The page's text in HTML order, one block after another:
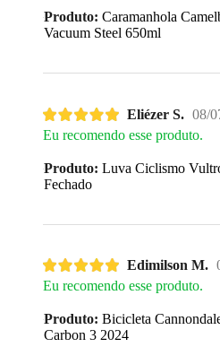
Produto: Caramanhola
Vacuum Steel 650ml
Eliézer S. 08/
Eu recomendo esse produto.
Produto: Luva Ciclismo
Fechado
Edimilson M.
Eu recomendo esse produto.
Produto: Bicicleta
Carbon 3 2024